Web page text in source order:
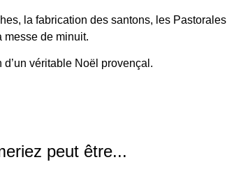
la fabrication des santons, les
messe de minuit.
véritable Noël provençal.
peut être...